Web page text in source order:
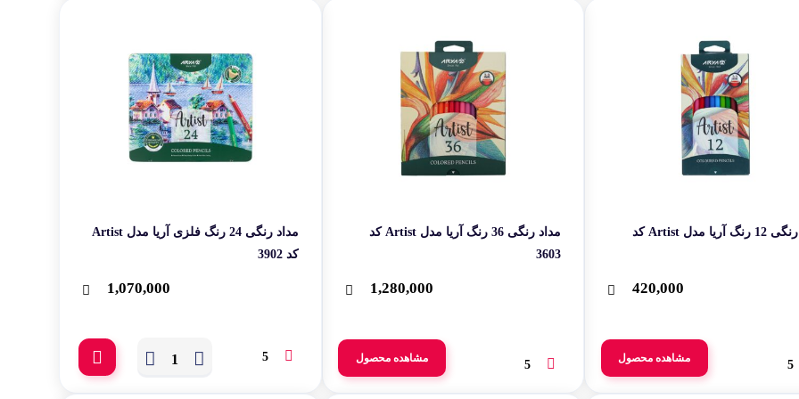
مداد رنگی 12 رنگ آریا مدل Artist کد
420,000
مشاهده محصول 5
مداد رنگی 36 رنگ آریا مدل Artist کد
3603
1,280,000
مشاهده محصول 5
مداد رنگی 24 رنگ فلزی آریا مدل Artist
کد 3902
1,070,000
5